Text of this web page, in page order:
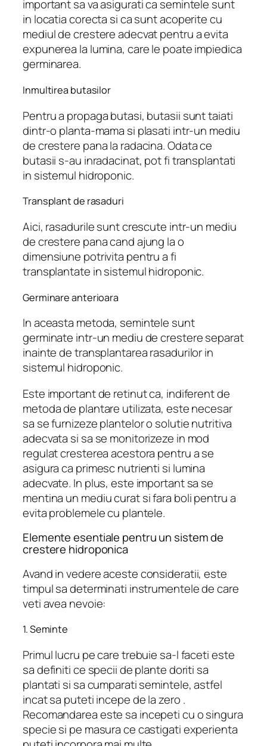
important sa va asigurati ca semintele sunt
in locatia corecta si ca sunt acoperite cu
mediul de crestere adecvat pentru a evita
expunerea la lumina, care le poate impiedica
germinarea.
Inmultirea butasilor
Pentru a propaga butasi, butasii sunt taiati
dintr-o planta-mama si plasati intr-un mediu
de crestere pana la radacina. Odata ce
butasii s-au inradacinat, pot fi transplantati
in sistemul hidroponic.
Transplant de rasaduri
Aici, rasadurile sunt crescute intr-un mediu
de crestere pana cand ajung la o
dimensiune potrivita pentru a fi
transplantate in sistemul hidroponic.
Germinare anterioara
In aceasta metoda, semintele sunt
germinate intr-un mediu de crestere separat
inainte de transplantarea rasadurilor in
sistemul hidroponic.
Este important de retinut ca, indiferent de
metoda de plantare utilizata, este necesar
sa se furnizeze plantelor o solutie nutritiva
adecvata si sa se monitorizeze in mod
regulat cresterea acestora pentru a se
asigura ca primesc nutrienti si lumina
adecvate. In plus, este important sa se
mentina un mediu curat si fara boli pentru a
evita problemele cu plantele.
Elemente esentiale pentru un sistem de
crestere hidroponica
Avand in vedere aceste consideratii, este
timpul sa determinati instrumentele de care
veti avea nevoie:
1. Seminte
Primul lucru pe care trebuie sa-l faceti este
sa definiti ce specii de plante doriti sa
plantati si sa cumparati semintele, astfel
incat sa puteti incepe de la zero .
Recomandarea este sa incepeti cu o singura
specie si pe masura ce castigati experienta